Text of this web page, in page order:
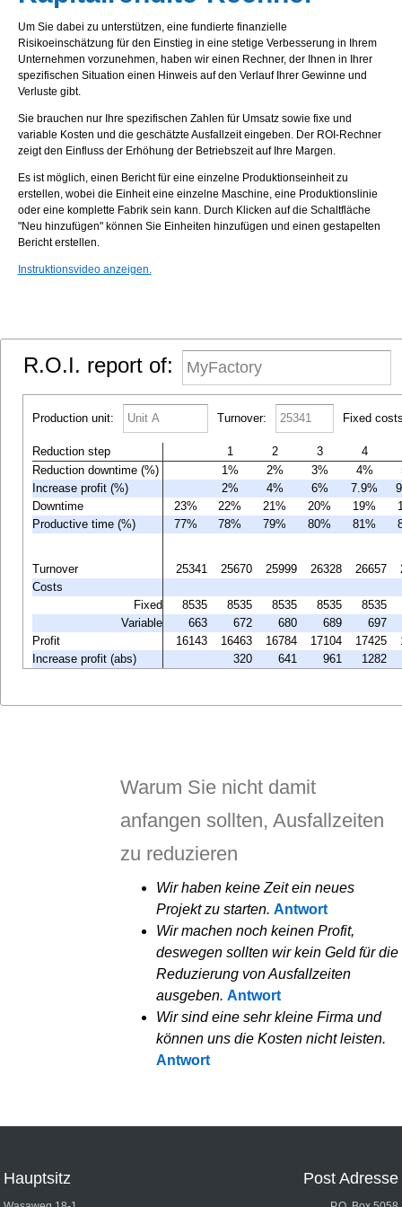
Um Sie dabei zu unterstützen, eine fundierte finanzielle
Risikoeinschätzung für den Einstieg in eine stetige Verbesserung in Ihrem
Unternehmen vorzunehmen, haben wir einen Rechner, der Ihnen in Ihrer
spezifischen Situation einen Hinweis auf den Verlauf Ihrer Gewinne und
Verluste gibt.
Sie brauchen nur Ihre spezifischen Zahlen für Umsatz sowie fixe und
variable Kosten und die geschätzte Ausfallzeit eingeben. Der ROI-Rechner
zeigt den Einfluss der Erhöhung der Betriebszeit auf Ihre Margen.
Es ist möglich, einen Bericht für eine einzelne Produktionseinheit zu
erstellen, wobei die Einheit eine einzelne Maschine, eine Produktionslinie
oder eine komplette Fabrik sein kann. Durch Klicken auf die Schaltfläche
"Neu hinzufügen" können Sie Einheiten hinzufügen und einen gestapelten
Bericht erstellen.
Instruktionsvideo anzeigen.
R.O.I. report of:
Production unit: Turnover: Fixed
Reduction step 1 2 3
4
Reduction downtime (%)
1% 2% 3% 4%
Increase profit (%)
2% 4% 6% 7.9%
Downtime
23% 22% 21% 20% 19%
Productive time (%)
77% 78% 79% 80% 81%
Turnover 25341 25670 25999 26328 26657
Costs
Fixed
8535 8535 8535 8535
8535
Variable
663 672 680 689
697
Profit
16143 16463 16784 17104 17425
Increase profit (abs)
320 641 961 1282
Warum Sie nicht damit
anfangen sollten, Ausfallzeiten
zu reduzieren
Wir haben keine Zeit ein neues
Projekt zu starten. Antwort
Wir machen noch keinen Profit,
deswegen sollten wir kein Geld für die
Reduzierung von Ausfallzeiten
ausgeben.Antwort
Wir sind eine sehr kleine Firma und
können uns die Kosten nicht leisten.
Antwort
Hauptsitz Post Adresse